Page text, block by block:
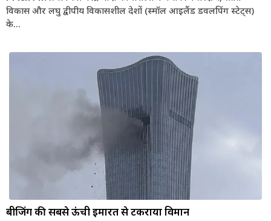
विकास और लघु द्वीपीय विकासशील देशों (स्मॉल आइलैंड डवलपिंग स्टेट्स)
के...
बीजिंग की सबसे ऊंची इमारत से टकराया विमान